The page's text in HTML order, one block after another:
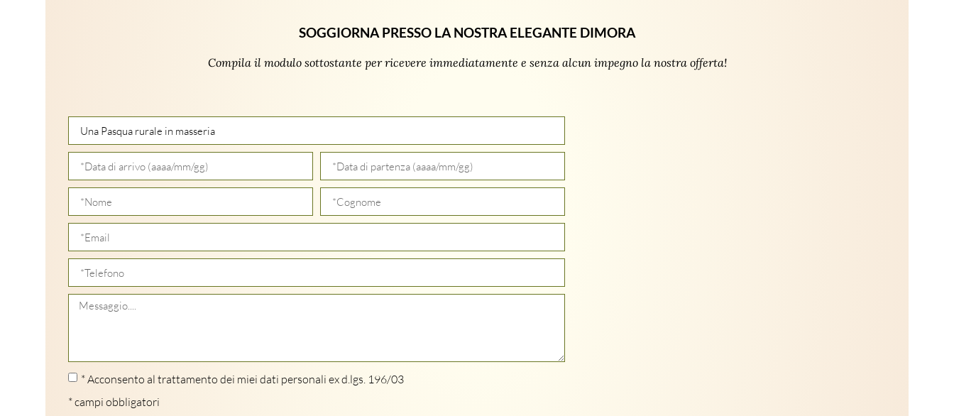
SOGGIORNA PRESSO LA NOSTRA ELEGANTE DIMORA
Compila il modulo sottostante per ricevere immediatamente e senza alcun impegno la nostra offerta!
* Acconsento al trattamento dei miei dati personali ex d.lgs. 196/03
* campi obbligatori